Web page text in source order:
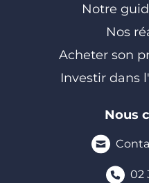
Notre
Nos
Acheter son
Investir dans
Nous
02